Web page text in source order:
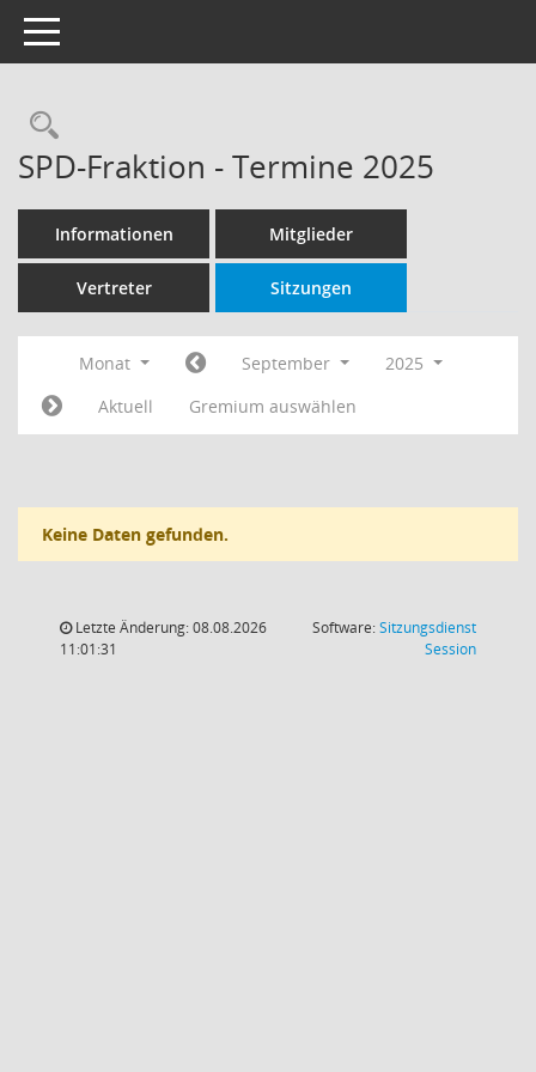
Toggle navigation
Rechercheauswahl
SPD-Fraktion - Termine 2025
Informationen Mitglieder
Vertreter Sitzungen
Monat September
2025
Aktuell
Gremium auswählen
Keine Daten gefunden.
Letzte Änderung: 08.08.2026
11:01:31
Software:Sitzungsdienst
Session(Wird in